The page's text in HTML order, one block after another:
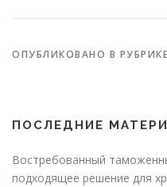
ОПУБЛИКОВАНО В РУБРИКЕ
ПОСЛЕДНИЕ
Востребованный
подходящее решение для